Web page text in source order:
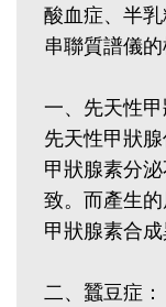
酸血症、半
串聯質譜儀的
一、先天性甲
先天性甲狀
甲狀腺素分
致。而產生的
甲狀腺素合成
二、蠶豆症：